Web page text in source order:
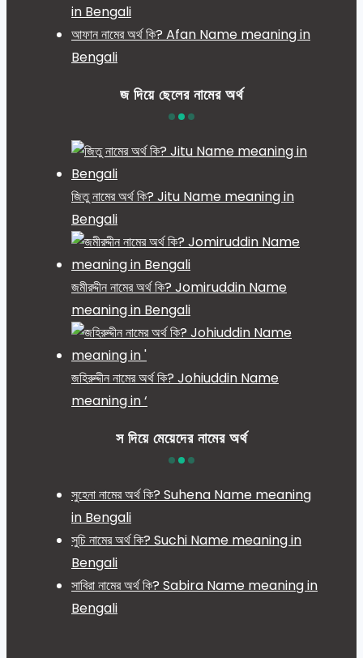
in Bengali
আফান নামের অর্থ কি? Afan Name meaning in
Bengali
জ দিয়ে ছেলের নামের অর্থ
জিতু নামের অর্থ কি? Jitu Name meaning in
Bengali
জমীরদ্দীন নামের অর্থ কি? Jomiruddin Name
meaning in Bengali
জহিরুদ্দীন নামের অর্থ কি? Johiuddin Name
meaning in ‘
স দিয়ে মেয়েদের নামের অর্থ
সুহেনা নামের অর্থ কি? Suhena Name meaning
in Bengali
সুচি নামের অর্থ কি? Suchi Name meaning in
Bengali
সাবিরা নামের অর্থ কি? Sabira Name meaning in
Bengali